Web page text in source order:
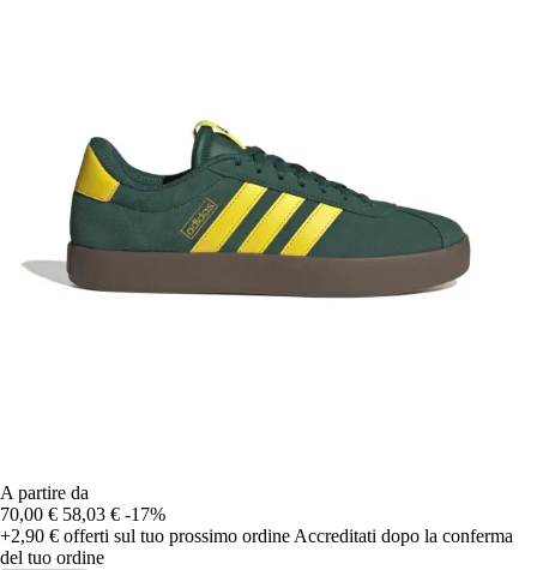
A partire da
70,00 € 58,03 € -17%
+2,90 € offerti sul tuo prossimo ordine Accreditati dopo la conferma
del tuo ordine